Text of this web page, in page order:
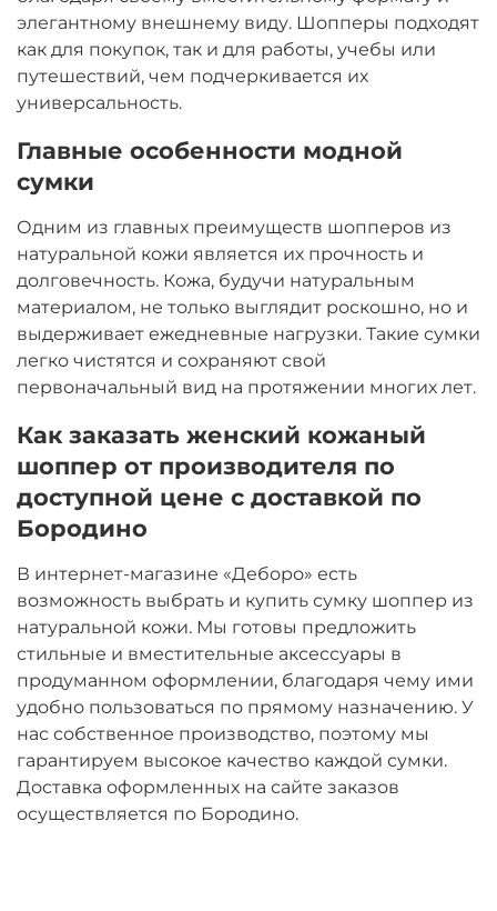
элегантному внешнему виду. Шопперы подходят
как для покупок, так и для работы, учебы или
путешествий, чем подчеркивается их
универсальность.
Главные особенности модной
сумки
Одним из главных преимуществ шопперов из
натуральной кожи является их прочность и
долговечность. Кожа, будучи натуральным
материалом, не только выглядит роскошно, но и
выдерживает ежедневные нагрузки. Такие сумки
легко чистятся и сохраняют свой
первоначальный вид на протяжении многих лет.
Как заказать женский кожаный
шоппер от производителя по
доступной цене с доставкой по
Бородино
В интернет-магазине «Деборо» есть
возможность выбрать и купить сумку шоппер из
натуральной кожи. Мы готовы предложить
стильные и вместительные аксессуары в
продуманном оформлении, благодаря чему ими
удобно пользоваться по прямому назначению. У
нас собственное производство, поэтому мы
гарантируем высокое качество каждой сумки.
Доставка оформленных на сайте заказов
осуществляется по Бородино.